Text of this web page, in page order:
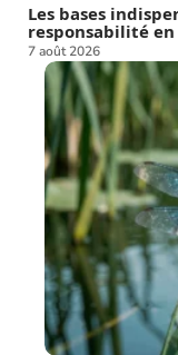
Les bases
responsabilité en
7 août 2026